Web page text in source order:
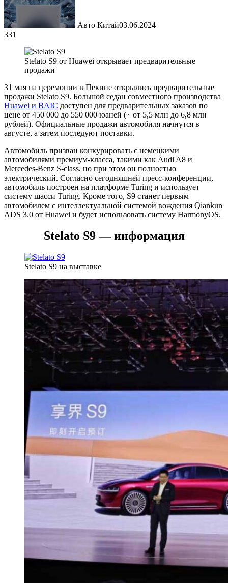
Авто Китай03.06.2024
331
Stelato S9 от Huawei открывает предварительные
продажи
31 мая на церемонии в Пекине открылись предварительные
продажи Stelato S9. Большой седан совместного производства
Huawei и BAIC доступен для предварительных заказов по
цене от 450 000 до 550 000 юаней (~ от 5,5 млн до 6,8 млн
рублей). Официальные продажи автомобиля начнутся в
августе, а затем последуют поставки.
Автомобиль призван конкурировать с немецкими
автомобилями премиум-класса, такими как Audi A8 и
Mercedes-Benz S-class, но при этом он полностью
электрический. Согласно сегодняшней пресс-конференции,
автомобиль построен на платформе Turing и использует
систему шасси Turing. Кроме того, S9 станет первым
автомобилем с интеллектуальной системой вождения Qiankun
ADS 3.0 от Huawei и будет использовать систему HarmonyOS.
Stelato S9 — информация
Stelato S9 на выставке